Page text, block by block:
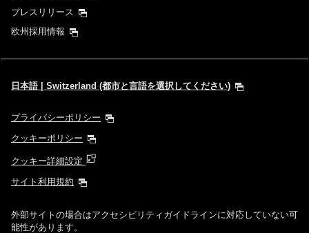
プレスリリース
欧州採用情報
日本語 | Switzerland (都市と言語を選択してください)
プライバシーポリシー
クッキーポリシー
クッキー詳細設定
サイト利用規約
外部サイトの場合はアクセシビリティガイドラインに対応していない可
能性があります。